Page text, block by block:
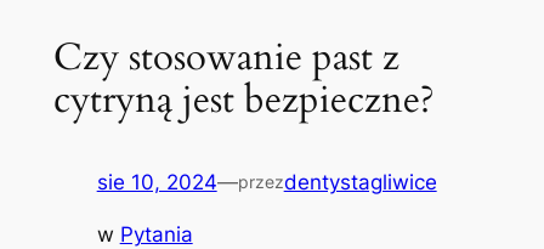
Czy stosowanie past z
cytryną jest bezpieczne?
sie 10, 2024—przezdentystagliwice
w Pytania